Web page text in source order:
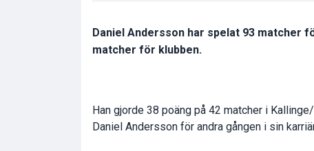
Daniel Andersson har spelat 93 matcher
matcher för klubben.
Han gjorde 38 poäng på 42 matcher i
Daniel Andersson för andra gången i sin